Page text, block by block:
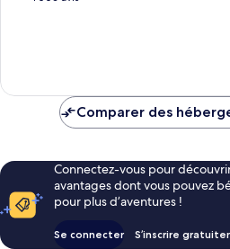
Comparer des
Connectez-vous pour
avantages dont vous pouvez
pour plus d’aventures !
Se connecter S’inscrire